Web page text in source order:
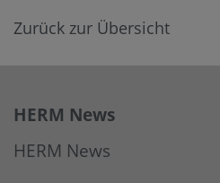
Zurück zur Übersicht
HERM News
HERM News